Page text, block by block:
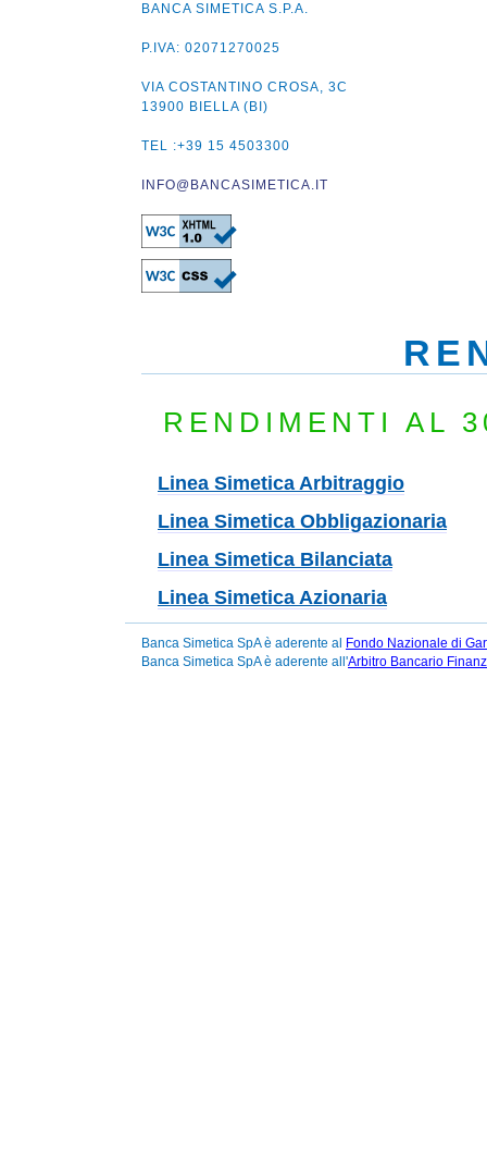
BANCA SIMETICA S.P.A.
P.IVA: 02071270025
VIA COSTANTINO CROSA, 3C
13900 BIELLA (BI)
TEL :+39 15 4503300
INFO@BANCASIMETICA.IT
RENDIMENTI AL
Linea Simetica Arbitraggio
Linea Simetica Obbligazionaria
Linea Simetica Bilanciata
Linea Simetica Azionaria
Banca Simetica SpA è aderente al Fondo Nazionale di
Banca Simetica SpA è aderente all'Arbitro Bancario